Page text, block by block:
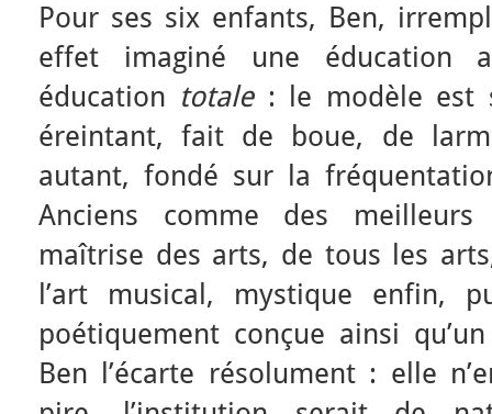
Pour ses six enfants, Ben,
effet imaginé une éducation
éducation totale : le modèle est
éreintant, fait de boue, de
autant, fondé sur la
Anciens comme des meilleurs
maîtrise des arts, de tous les
l’art musical, mystique enfin,
poétiquement conçue ainsi
Ben l’écarte résolument : elle